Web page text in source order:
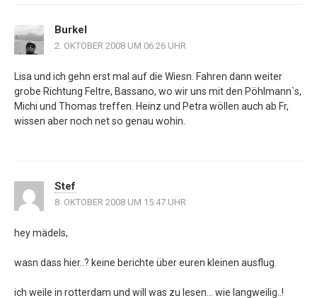
Burkel
2. OKTOBER 2008 UM 06:26 UHR
Lisa und ich gehn erst mal auf die Wiesn. Fahren dann weiter
grobe Richtung Feltre, Bassano, wo wir uns mit den Pöhlmann`s,
Michi und Thomas treffen. Heinz und Petra wöllen auch ab Fr,
wissen aber noch net so genau wohin.
Stef
8. OKTOBER 2008 UM 15:47 UHR
hey mädels,
wasn dass hier..? keine berichte über euren kleinen ausflug.
ich weile in rotterdam und will was zu lesen… wie langweilig..!